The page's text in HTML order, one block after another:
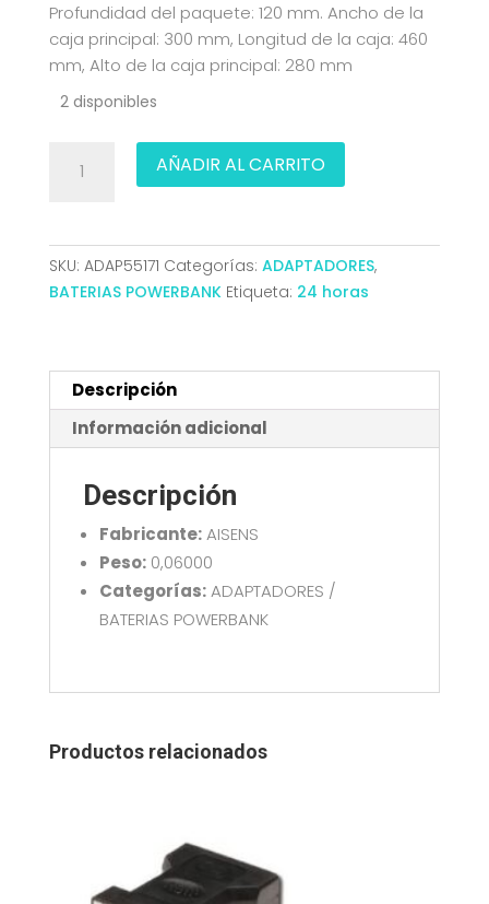
Profundidad del paquete: 120 mm. Ancho de la
caja principal: 300 mm, Longitud de la caja: 460
mm, Alto de la caja principal: 280 mm
2 disponibles
USB-
VGA
H-
USB-
A
3.0
GRIS
AÑADIR AL CARRITO
SKU: ADAP55171 Categorías: ADAPTADORES,
BATERIAS POWERBANK Etiqueta: 24 horas
Descripción
Información adicional
Descripción
Fabricante:AISENS
Peso:0,06000
Categorías:ADAPTADORES /
BATERIAS POWERBANK
Productos relacionados